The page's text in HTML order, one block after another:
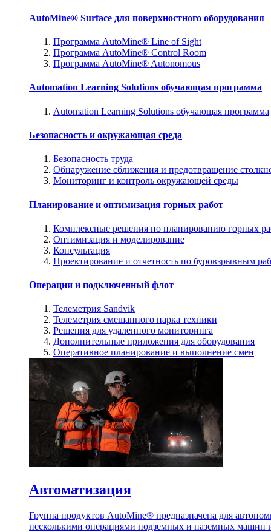
AutoMine® Surface для поверхностного оборудования
Программа AutoMine® Line of Sight
Программа AutoMine® Control Room
Программа AutoMine® Autonomous
Automation Learning Solutions обучающая программа
Automation Learning Solutions обучающая программа
Безопасность и окружающая среда
Безопасность труда
Обнаружение сближения и предотвращение
Мониторинг и контроль окружающей среды
Планирование и оптимизация горных работ
Комплексные решения по планированию горных
Оптимизация и моделирование
Консультация
Проектирование и отчетность по буровзрывным
Операции и подключенный флот
Телеметрия Sandvik
Телеметрия смешанного парка техники
Решения для удаленного мониторинга
Дополнительные приложения для оборудования
Оперативное планирование и выполнение смен
Автоматизация
Группа продуктов AutoMine® предназначена для
несколькими операциями подземных и наземных машин